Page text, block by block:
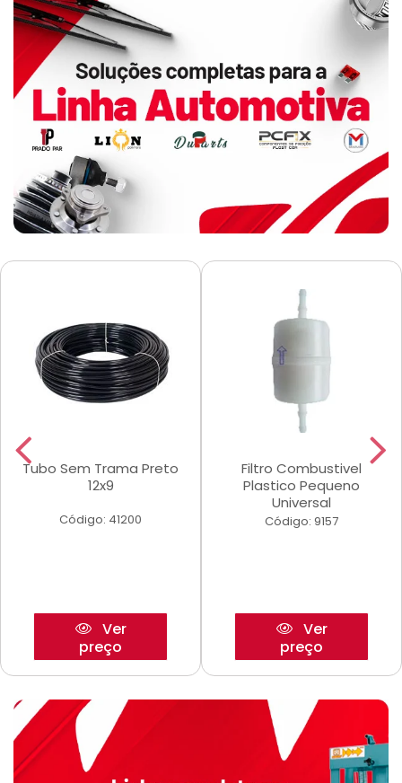
Tubo Sem Trama Preto
12x9
Código: 41200
Ver
preço
Filtro Combustivel
Plastico Pequeno
Universal
Código: 9157
Ver
preço